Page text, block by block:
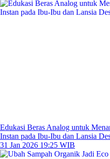
Edukasi Beras Analog untuk
Instan pada Ibu-Ibu dan Lansia
31 Jan 2026 19:25 WIB